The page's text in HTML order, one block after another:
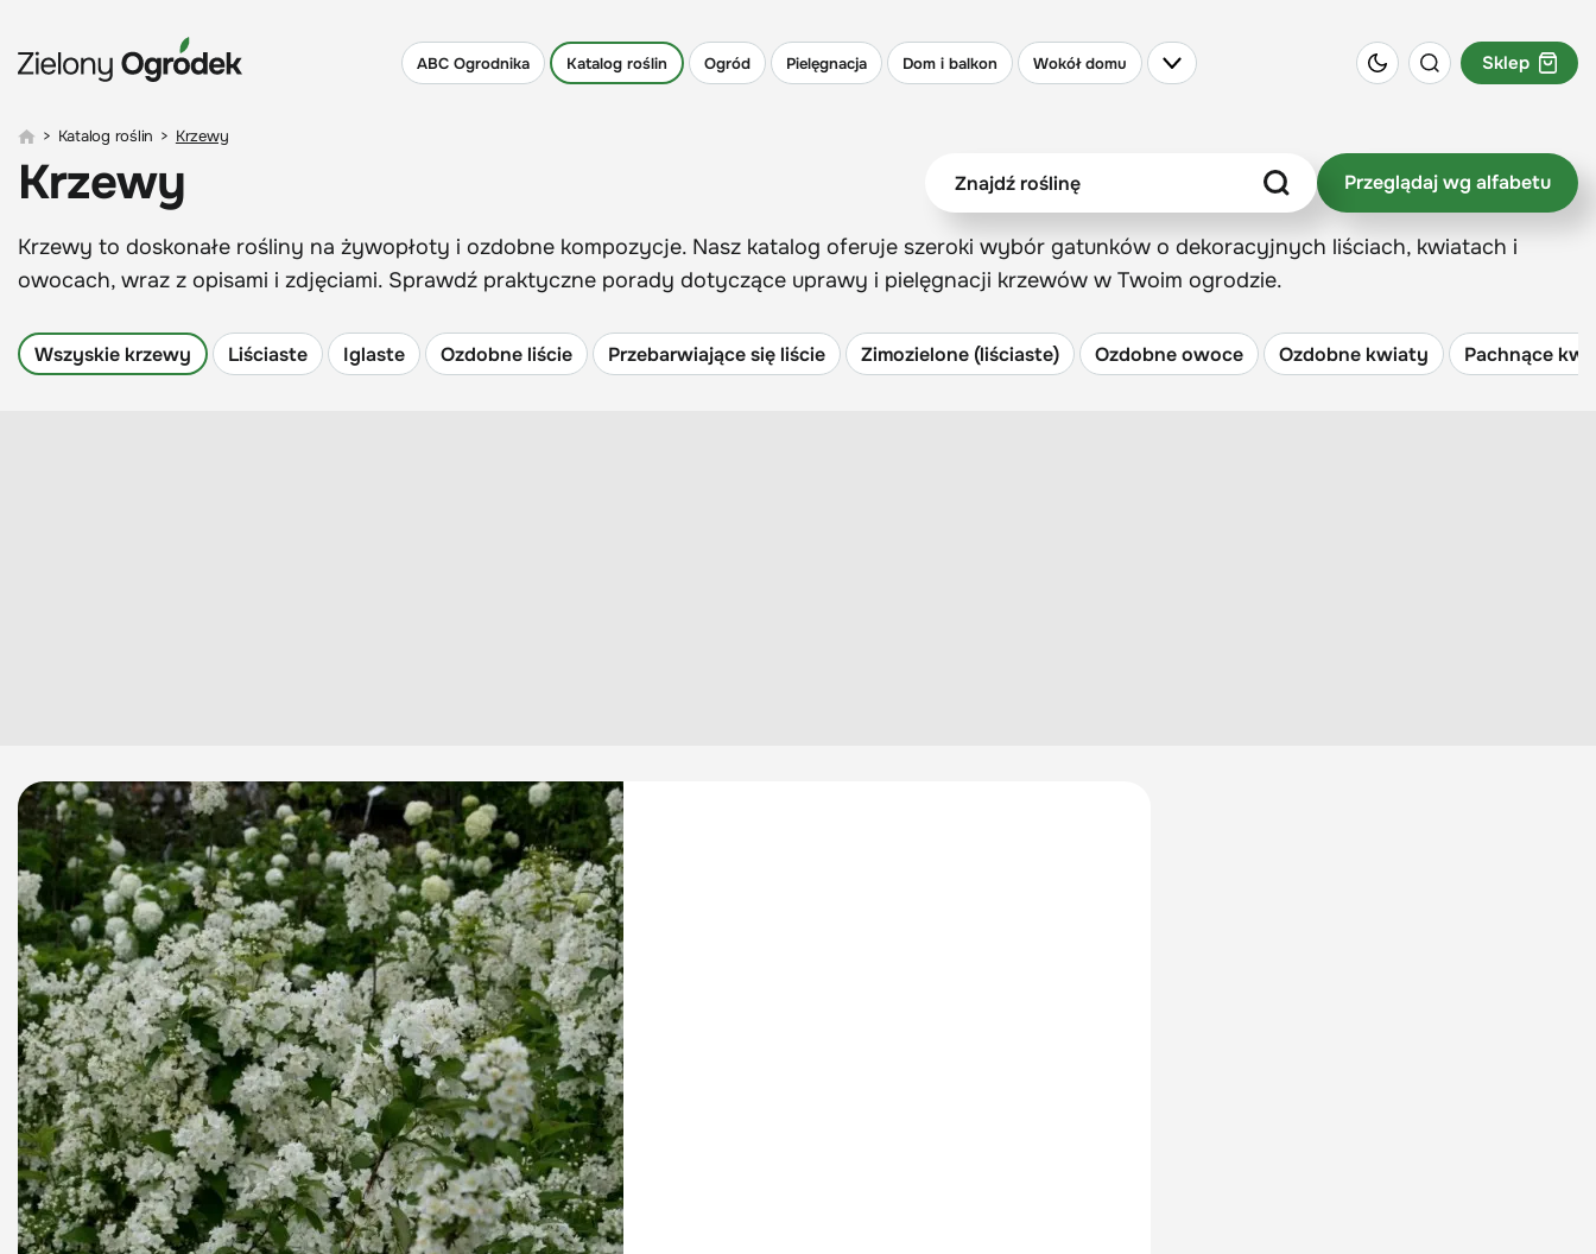
ABC Ogrodnika Katalog roślin Ogród Pielęgnacja Dom i balkon Wokół domu Sklep
> Katalog roślin > Krzewy
Krzewy Przeglądaj wg alfabetu
Krzewy to doskonałe rośliny na żywopłoty i ozdobne kompozycje. Nasz katalog oferuje szeroki wybór gatunków o dekoracyjnych liściach, kwiatach i
owocach, wraz z opisami i zdjęciami. Sprawdź praktyczne porady dotyczące uprawy i pielęgnacji krzewów w Twoim ogrodzie.
Wszyskie krzewy Liściaste Iglaste Ozdobne liście Przebarwiające się liście Zimozielone (liściaste) Ozdobne owoce Ozdobne kwiaty Pachnące